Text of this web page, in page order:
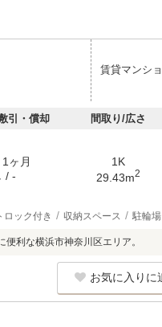
賃貸マンシ
引・償却 間取り/広さ
ヶ月
/ -
1K
29.43m2
ロック付き 収納スペース 駐輪場
利な横浜市神奈川区エリア。
お気に入りに